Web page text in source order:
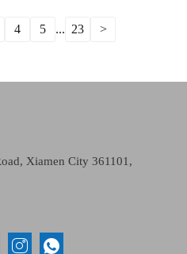
4 5 ... 23 >
Xiamen City 361101,